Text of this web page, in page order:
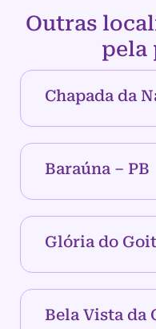
Outras
pela
Chapada da
Baraúna – PB
Glória do
Bela Vista da